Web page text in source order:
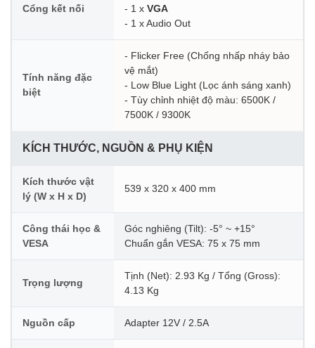
Cổng kết nối
- 1 x VGA
- 1 x Audio Out
Tính năng đặc
biệt
- Flicker Free (Chống nhấp nháy bảo
vệ mắt)
- Low Blue Light (Lọc ánh sáng xanh)
- Tùy chỉnh nhiệt độ màu: 6500K /
7500K / 9300K
KÍCH THƯỚC, NGUỒN & PHỤ KIỆN
Kích thước vật
lý (W x H x D)
539 x 320 x 400 mm
Công thái học &
VESA
Góc nghiêng (Tilt): -5° ~ +15°
Chuẩn gắn VESA: 75 x 75 mm
Trọng lượng
Tịnh (Net): 2.93 Kg / Tổng (Gross):
4.13 Kg
Nguồn cấp Adapter 12V / 2.5A